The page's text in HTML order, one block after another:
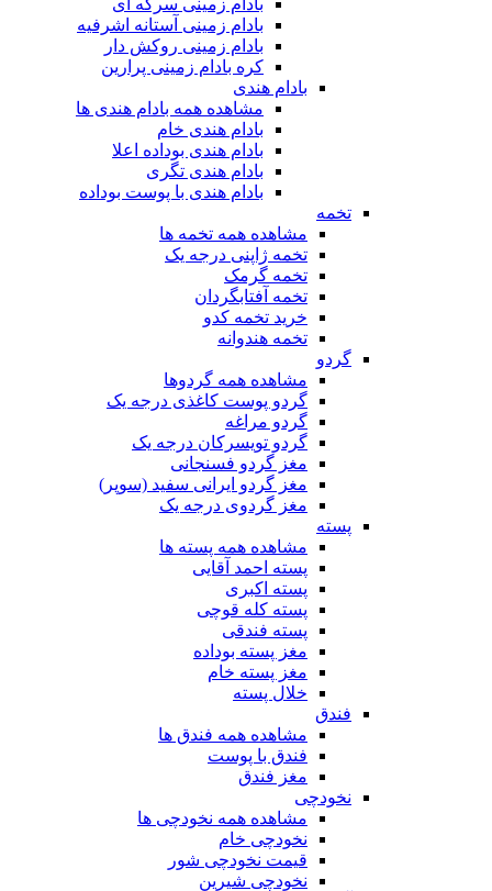
بادام زمینی سرکه ای
بادام زمینی آستانه اشرفیه
بادام زمینی روکش دار
کره بادام زمینی پرارین
بادام هندی
مشاهده همه بادام هندی ها
بادام هندی خام
بادام هندی بوداده اعلا
بادام هندی تگری
بادام هندی با پوست بوداده
تخمه
مشاهده همه تخمه ها
تخمه ژاپنی درجه یک
تخمه گرمک
تخمه آفتابگردان
خرید تخمه کدو
تخمه هندوانه
گردو
مشاهده همه گردوها
گردو پوست کاغذی درجه یک
گردو مراغه
گردو تویسرکان درجه یک
مغز گردو فسنجانی
مغز گردو ایرانی سفید (سوپر)
مغز گردوی درجه یک
پسته
مشاهده همه پسته ها
پسته احمد آقایی
پسته اکبری
پسته کله قوچی
پسته فندقی
مغز پسته بوداده
مغز پسته خام
خلال پسته
فندق
مشاهده همه فندق ها
فندق با پوست
مغز فندق
نخودچی
مشاهده همه نخودچی ها
نخودچی خام
قیمت نخودچی شور
نخودچی شیرین